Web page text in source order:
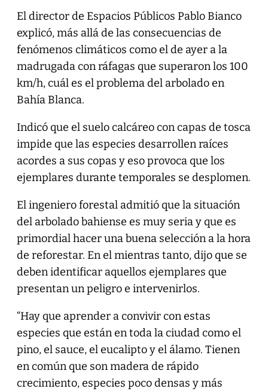
El director de Espacios Públicos Pablo Bianco
explicó, más allá de las consecuencias de
fenómenos climáticos como el de ayer a la
madrugada con ráfagas que superaron los 100
km/h, cuál es el problema del arbolado en
Bahía Blanca.
Indicó que el suelo calcáreo con capas de tosca
impide que las especies desarrollen raíces
acordes a sus copas y eso provoca que los
ejemplares durante temporales se desplomen.
El ingeniero forestal admitió que la situación
del arbolado bahiense es muy seria y que es
primordial hacer una buena selección a la hora
de reforestar. En el mientras tanto, dijo que se
deben identificar aquellos ejemplares que
presentan un peligro e intervenirlos.
“Hay que aprender a convivir con estas
especies que están en toda la ciudad como el
pino, el sauce, el eucalipto y el álamo. Tienen
en común que son madera de rápido
crecimiento, especies poco densas y más